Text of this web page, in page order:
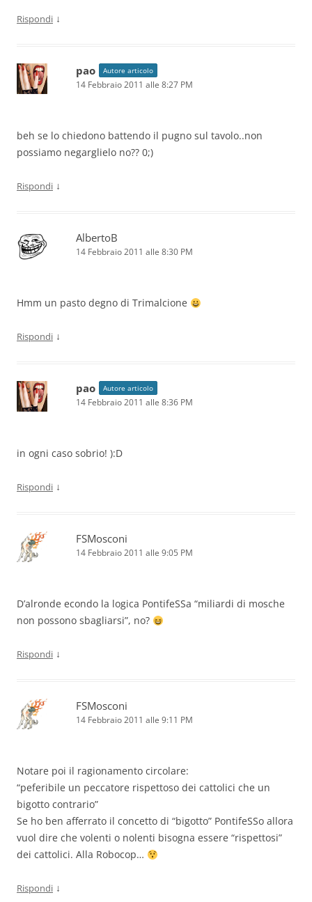
Rispondi ↓
pao Autore articolo
14 Febbraio 2011 alle 8:27 PM
beh se lo chiedono battendo il pugno sul tavolo..non
possiamo negarglielo no?? 0;)
Rispondi ↓
AlbertoB
14 Febbraio 2011 alle 8:30 PM
Hmm un pasto degno di Trimalcione
Rispondi ↓
pao Autore articolo
14 Febbraio 2011 alle 8:36 PM
in ogni caso sobrio! ):D
Rispondi ↓
FSMosconi
14 Febbraio 2011 alle 9:05 PM
D’alronde econdo la logica PontifeSSa “miliardi di mosche
non possono sbagliarsi”, no?
Rispondi ↓
FSMosconi
14 Febbraio 2011 alle 9:11 PM
Notare poi il ragionamento circolare:
“peferibile un peccatore rispettoso dei cattolici che un
bigotto contrario”
Se ho ben afferrato il concetto di “bigotto” PontifeSSo allora
vuol dire che volenti o nolenti bisogna essere “rispettosi”
dei cattolici. Alla Robocop…
Rispondi ↓